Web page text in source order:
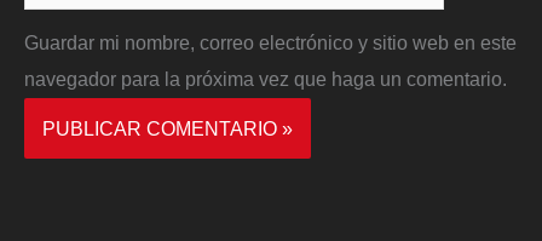
Guardar mi nombre, correo electrónico y sitio web en este
navegador para la próxima vez que haga un comentario.